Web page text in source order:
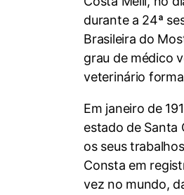
durante a 24ª
Brasileira do
grau de médico
veterinário
Em janeiro de
estado de Santa
os seus
Consta em
vez no mundo,